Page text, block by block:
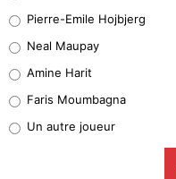
5%
1%
9%
Pierre-Emile Hojbjerg
Neal Maupay
Amine Harit
Faris Moumbagna
Un autre joueur